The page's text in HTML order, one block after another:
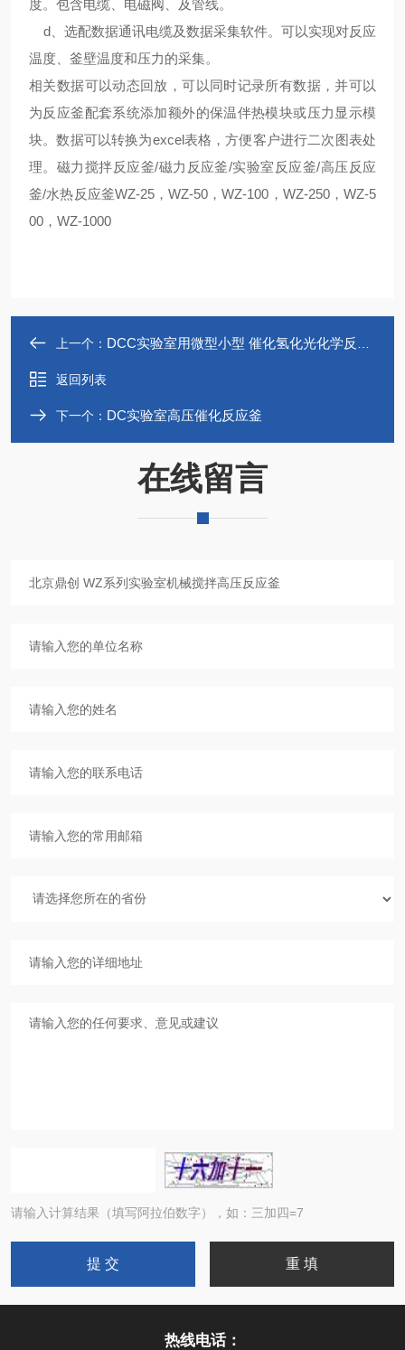
度。包含电缆、电磁阀、及管线。
d、选配数据通讯电缆及数据采集软件。可以实现对反应
温度、釜壁温度和压力的采集。
相关数据可以动态回放，可以同时记录所有数据，并可以
为反应釜配套系统添加额外的保温伴热模块或压力显示模
块。数据可以转换为excel表格，方便客户进行二次图表处
理。磁力搅拌反应釜/磁力反应釜/实验室反应釜/高压反应
釜/水热反应釜WZ-25，WZ-50，WZ-100，WZ-250，WZ-5
00，WZ-1000
上一个： DCC实验室用微型小型 催化氢化光化学反应釜
返回列表
下一个： DC实验室高压催化反应釜
在线留言
请输入计算结果（填写阿拉伯数字），如：三加四=7
热线电话：